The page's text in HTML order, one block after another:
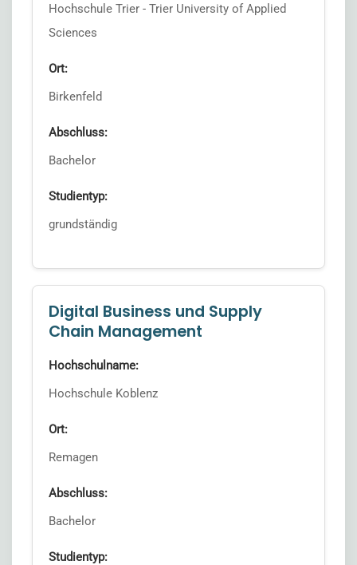
Hochschule Trier - Trier University of Applied
Sciences
Ort:
Birkenfeld
Abschluss:
Bachelor
Studientyp:
grundständig
Digital Business und Supply
Chain Management
Hochschulname:
Hochschule Koblenz
Ort:
Remagen
Abschluss:
Bachelor
Studientyp: